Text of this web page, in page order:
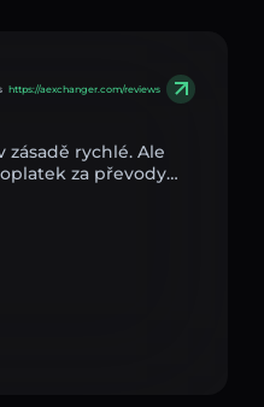
https://aexchanger.com/reviews
zásadě rychlé. Ale
za převody…